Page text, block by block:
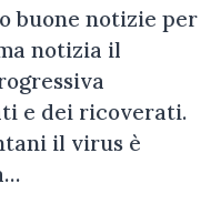
buone notizie per
notizia il
e dei ricoverati.
il virus è